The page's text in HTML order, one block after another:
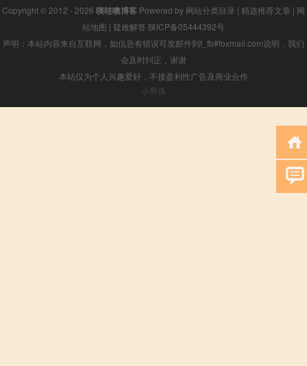
Copyright © 2012 - 2026 咦哇噢博客 Powered by 网站分类目录 | 精选推荐文章 | 网
站地图 | 疑难解答 陕ICP备05444392号
声明：本站内容来自互联网，如信息有错误可发邮件到f_fb#foxmail.com说明，我们
会及时纠正，谢谢
本站仅为个人兴趣爱好，不接盈利性广告及商业合作
小男孩